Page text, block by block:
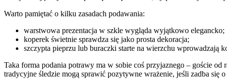
Warto pamiętać o kilku zasadach podawania:
warstwowa prezentacja w szkle wygląda wyjątkowo elegancko;
koperek świetnie sprawdza się jako prosta dekoracja;
szczypta pieprzu lub buraczki starte na wierzchu wprowadzają
Taka forma podania potrawy ma w sobie coś przyjaznego – goście od
tradycyjne śledzie mogą sprawić pozytywne wrażenie, jeśli zadba się o